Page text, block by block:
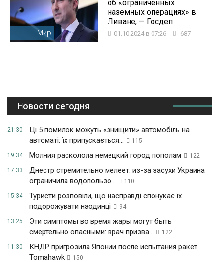
Мир
об «ограниченных
наземных операциях» в
Ливане, — Госдеп
01.10.2024 в 07:26 687
Новости сегодня
21:30
Ці 5 помилок можуть «знищити» автомобіль на
автоматі: їх припускається...
115
19:34 Молния расколола немецкий город пополам 122
17:33
Днестр стремительно мелеет: из-за засухи Украина
ограничила водопользо...
110
15:34
Туристи розповіли, що насправді спонукає їх
подорожувати наодинці
94
13:25
Эти симптомы во время жары могут быть
смертельно опасными: врач призва...
122
11:30
КНДР пригрозила Японии после испытания ракет
Tomahawk
150